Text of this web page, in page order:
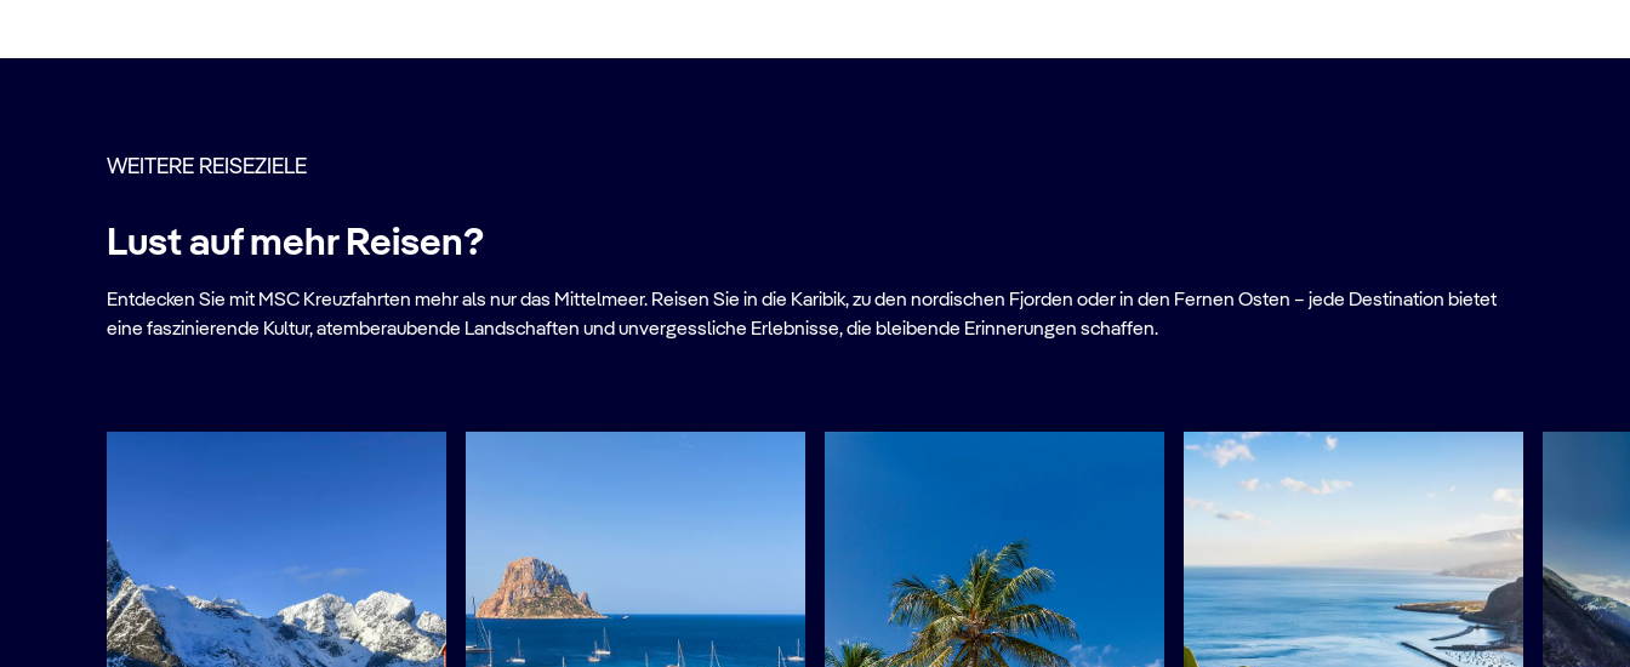
WEITERE REISEZIELE
Lust auf mehr Reisen?
Entdecken Sie mit MSC Kreuzfahrten mehr als nur das Mittelmeer. Reisen Sie in die Karibik, zu den nordischen Fjorden oder in den Fernen Osten – jede Destination bietet
eine faszinierende Kultur, atemberaubende Landschaften und unvergessliche Erlebnisse, die bleibende Erinnerungen schaffen.